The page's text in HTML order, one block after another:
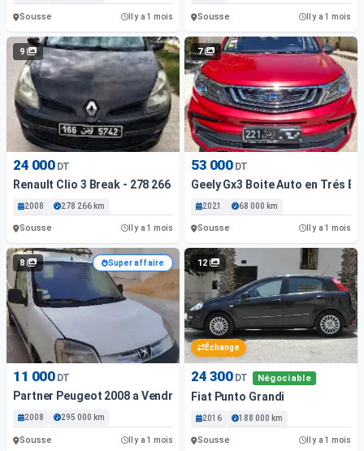
Sousse Il y a 1 mois Sousse Il y a 1 mois
9
24 000 DT
Renault Clio 3 Break - 278 266 Km - Essence
2008 278 266 km
Sousse Il y a 1 mois
7
53 000 DT
Geely Gx3 Boite Auto en Trés
2021 68 000 km
Sousse Il y a 1 mois
8 Super affaire
11 000 DT
Partner Peugeot 2008 a Vendre
2008 295 000 km
Sousse Il y a 1 mois
12
Échange
24 300 DT Négociable
Fiat Punto Grandi
2016 188 000 km
Sousse Il y a 1 mois